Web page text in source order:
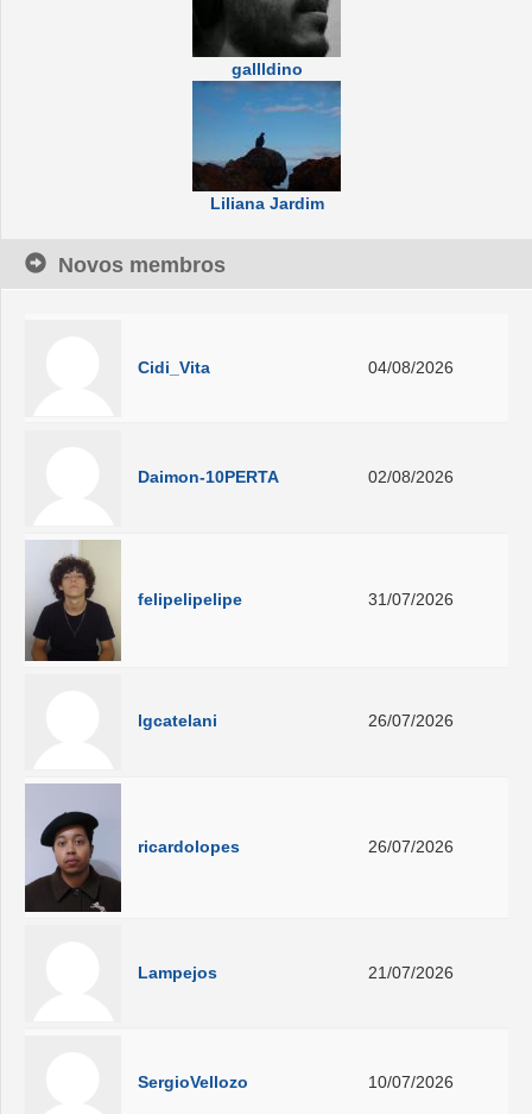
gallldino
Liliana Jardim
Novos membros
Cidi_Vita 04/08/2026
Daimon-10PERTA 02/08/2026
felipelipelipe 31/07/2026
lgcatelani 26/07/2026
ricardolopes 26/07/2026
Lampejos 21/07/2026
SergioVellozo 10/07/2026